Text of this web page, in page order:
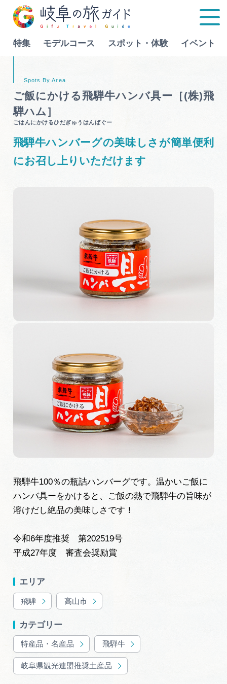
特集 モデルコース スポット・体験 イベント
特集
モデルコース
スポット・体験
インフォメーション
早わかり岐阜
買い物・お土産
体験予約サイト「ＶＩＳＩＴ岐阜県」
岐阜県アウトドア観光キャンペーン
岐阜県まるごと観光エリアガイド
岐阜県観光データベース
動画ライブラリー
お問い合わせ
運営組織
Language
ご飯にかける飛騨牛ハンバ具ー［(株)飛
騨ハム］
ごはんにかけるひだぎゅうはんばぐー
飛騨牛ハンバーグの美味しさが簡単便利
にお召し上りいただけます
飛騨牛100％の瓶詰ハンバーグです。温かいご飯に
ハンバ具ーをかけると、ご飯の熱で飛騨牛の旨味が
溶けだし絶品の美味しさです！
令和6年度推奨 第202519号
平成27年度 審査会奨励賞
エリア
飛騨 高山市
カテゴリー
特産品・名産品 飛騨牛
岐阜県観光連盟推奨土産品